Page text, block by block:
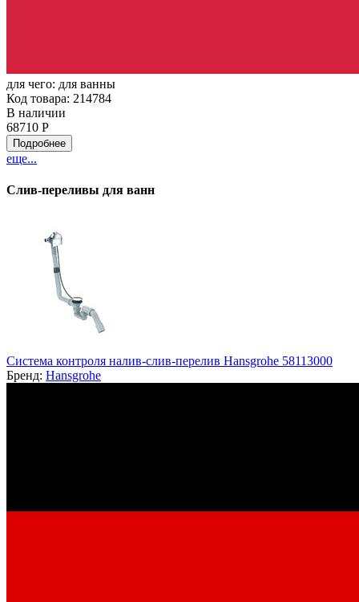
для чего: для ванны
Код товара: 214784
В наличии
68710 Р
Подробнее
еще...
Слив-переливы для ванн
Система контроля налив-слив-перелив Hansgrohe 58113000
Бренд: Hansgrohe